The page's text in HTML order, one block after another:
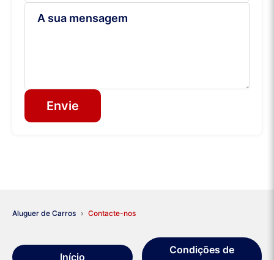
Envie
Aluguer de Carros Contacte-nos
Início
Condições de